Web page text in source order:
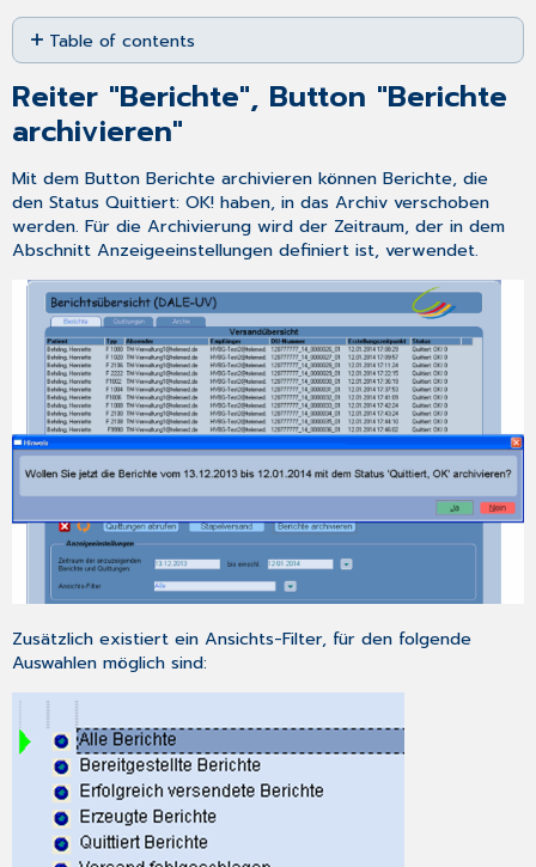
Save
as
PDF
Table of contents
"Berichte",
Button
"Berichte
archivieren"
Reiter
"Archiv",
Button
Berichte
löschen"
Gelöschte
Berichte
Internettarif
ohne
Flatrate
telemed
Connect
Löschen
von
Berichten
und
Spaltensortierung
Fehlermeldung
nach
Umstellung/Neueinrichtung
Reiter "Berichte", Button "Berichte
archivieren"
Mit dem ButtonBerichte archivieren können Berichte, die
den StatusQuittiert: OK! haben, in das Archiv verschoben
werden. Für die Archivierung wird der Zeitraum, der in dem
AbschnittAnzeigeeinstellungen definiert ist, verwendet.
Zusätzlich existiert ein Ansichts-Filter, für den folgende
Auswahlen möglich sind: